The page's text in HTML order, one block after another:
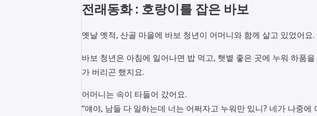
전래동화 : 호랑이를 잡은 바보
옛날 옛적, 산골 마을에 바보 청년이 어머니와 함께 살고 있었어요.
바보 청년은 아침에 일어나면 밥 먹고, 햇볕 좋은 곳에 누워 하품
가 버리곤 했지요.
어머니는 속이 타들어 갔어요.
“얘야, 남들 다 일하는데 너는 어쩌자고 누워만 있니? 네가 나중에